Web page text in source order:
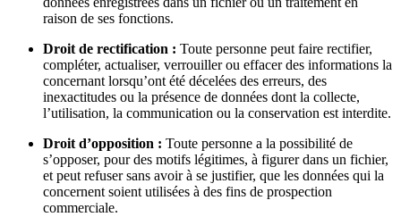
raison de ses fonctions.
Droit de rectification : Toute personne peut faire rectifier,
compléter, actualiser, verrouiller ou effacer des informations la
concernant lorsqu’ont été décelées des erreurs, des
inexactitudes ou la présence de données dont la collecte,
l’utilisation, la communication ou la conservation est interdite.
Droit d’opposition : Toute personne a la possibilité de
s’opposer, pour des motifs légitimes, à figurer dans un fichier,
et peut refuser sans avoir à se justifier, que les données qui la
concernent soient utilisées à des fins de prospection
commerciale.